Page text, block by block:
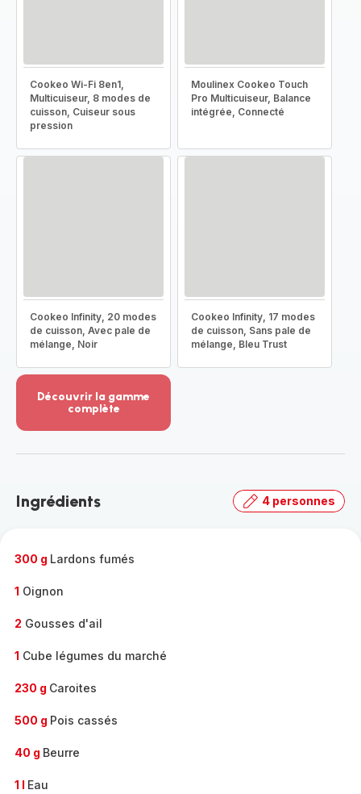
Cookeo Wi-Fi 8en1,
Multicuiseur, 8 modes de
cuisson, Cuiseur sous
pression
Moulinex Cookeo Touch
Pro Multicuiseur, Balance
intégrée, Connecté
Cookeo Infinity, 20 modes
de cuisson, Avec pale de
mélange, Noir
Cookeo Infinity, 17 modes
de cuisson, Sans pale de
mélange, Bleu Trust
Découvrir la gamme
complète
-
gamme
Ingrédients 4 personnes
300 g Lardons fumés
1 Oignon
2 Gousses d'ail
1 Cube légumes du marché
230 g Caroites
500 g Pois cassés
40 g Beurre
1 l Eau